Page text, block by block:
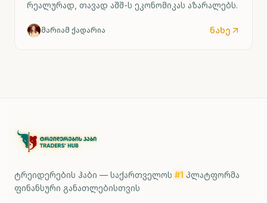
რეალურად, თავად აშშ-ს ეკონომიკას აზარალებს.
მარიამ ქადარია ნახე
ტრეიდერების ჰაბი — საქართველოს #1 პლატფორმა
ფინანსური განათლებისთვის